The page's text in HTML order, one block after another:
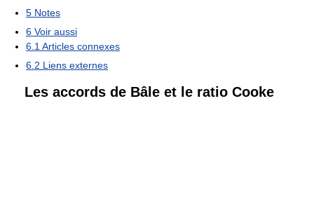
5 Notes
6 Voir aussi
6.1 Articles connexes
6.2 Liens externes
Les accords de Bâle et le ratio Cooke